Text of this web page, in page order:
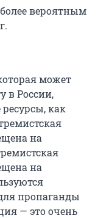
вероятным
может
в России,
как
на
на
пропаганды
— это очень